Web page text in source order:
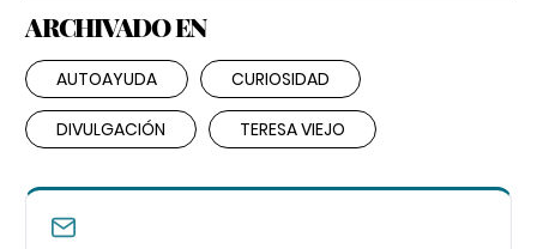
ARCHIVADO EN
AUTOAYUDA CURIOSIDAD
DIVULGACIÓN TERESA VIEJO